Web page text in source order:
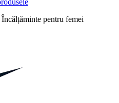
Încălțăminte pentru femei